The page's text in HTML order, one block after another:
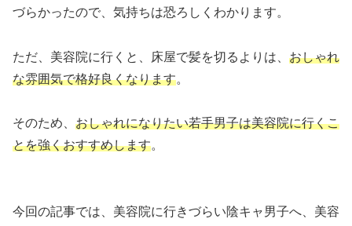
づらかったので、気持ちは恐ろしくわかります。
ただ、美容院に行くと、床屋で髪を切るよりは、 おしゃれ
な雰囲気で格好良くなります。
そのため、 おしゃれになりたい若手男子は美容院に行くこ
とを強くおすすめします。
今回の記事では、美容院に行きづらい陰キャ男子へ、美容